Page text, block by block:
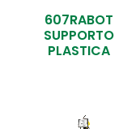
607RABOT
SUPPORTO
PLASTICA